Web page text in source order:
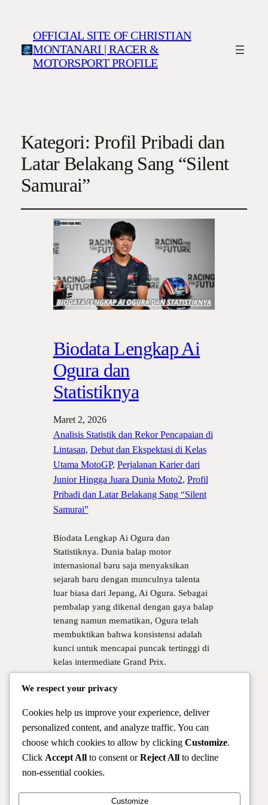
OFFICIAL SITE OF CHRISTIAN
MONTANARI | RACER &
MOTORSPORT PROFILE
Kategori: Profil Pribadi dan
Latar Belakang Sang “Silent
Samurai”
Biodata Lengkap Ai
Ogura dan
Statistiknya
Maret 2, 2026
Analisis Statistik dan Rekor Pencapaian di
Lintasan, Debut dan Ekspektasi di Kelas
Utama MotoGP, Perjalanan Karier dari
Junior Hingga Juara Dunia Moto2, Profil
Pribadi dan Latar Belakang Sang “Silent
Samurai”
Biodata Lengkap Ai Ogura dan
Statistiknya. Dunia balap motor
internasional baru saja menyaksikan
sejarah baru dengan munculnya talenta
luar biasa dari Jepang, Ai Ogura. Sebagai
pembalap yang dikenal dengan gaya balap
tenang namun mematikan, Ogura telah
membuktikan bahwa konsistensi adalah
kunci untuk mencapai puncak tertinggi di
kelas intermediate Grand Prix.
Keberhasilannya meraih gelar Juara
Dunia…
We respect your privacy
Cookies help us improve your experience, deliver
personalized content, and analyze traffic. You can
choose which cookies to allow by clicking Customize.
Click Accept All to consent orReject All to decline
non-essential cookies.
Customize